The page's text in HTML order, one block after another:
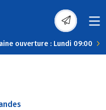
ouverture : Lundi 09:00